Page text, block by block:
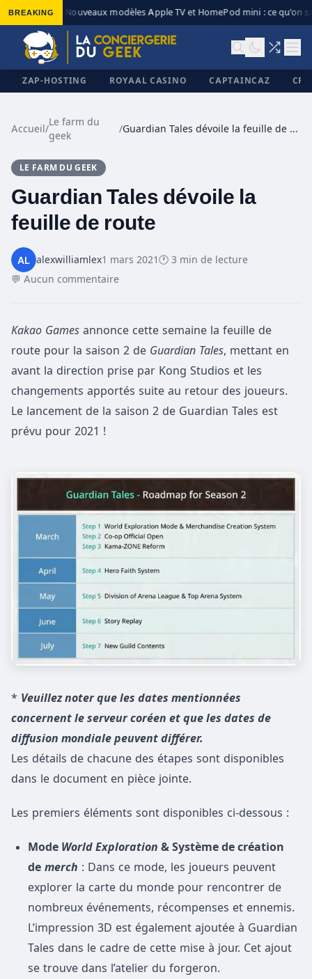
BREAKING◆ Nouveaux modèles Apple TV et HomePod mini : ce qu’on
ZAP-HOSTING ROYAAL CASINO CAPTAINCAZ
Accueil/
Le farm du
geek
/ Guardian Tales dévoile la feuille de route
LE FARM DU GEEK
Guardian Tales dévoile la
feuille de route
alexwilliamlex1 mars 2021🕐 3 min de lecture
💬 Aucun commentaire
Kakao Games annonce cette semaine la feuille de
route pour la saison 2 de Guardian Tales, mettant en
avant la direction prise par Kong Studios et les
changements apportés suite au retour des joueurs.
Le lancement de la saison 2 de Guardian Tales est
prévu pour 2021 !
* Veuillez noter que les dates mentionnées
concernent le serveur coréen et que les dates de
diffusion mondiale peuvent différer.
Les détails de chacune des étapes sont disponibles
dans le document en pièce jointe.
Les premiers éléments sont disponibles ci-dessous :
Mode World Exploration & Système de création
de merch : Dans ce mode, les joueurs peuvent
explorer la carte du monde pour rencontrer de
nombreux événements, récompenses et ennemis.
L’impression 3D est également ajoutée à Guardian
Tales dans le cadre de cette mise à jour. Cet ajout
se trouve dans l’atelier du forgeron.